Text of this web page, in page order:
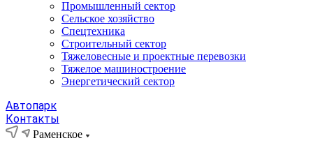
Промышленный сектор
Сельское хозяйство
Спецтехника
Строительный сектор
Тяжеловесные и проектные перевозки
Тяжелое машиностроение
Энергетический сектор
Автопарк
Контакты
Раменское